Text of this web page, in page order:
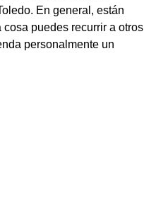
En general, están
puedes recurrir a otros
personalmente un